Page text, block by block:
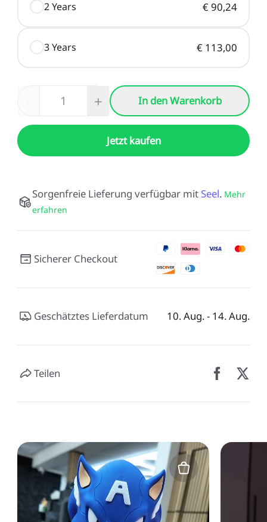
2 Years € 90,24
3 Years € 113,00
+ In den Warenkorb
Jetzt kaufen
Sorgenfreie Lieferung verfügbar mit Seel. Mehr
erfahren
Sicherer Checkout
Geschätztes Lieferdatum 10. Aug. - 14. Aug.
Teilen